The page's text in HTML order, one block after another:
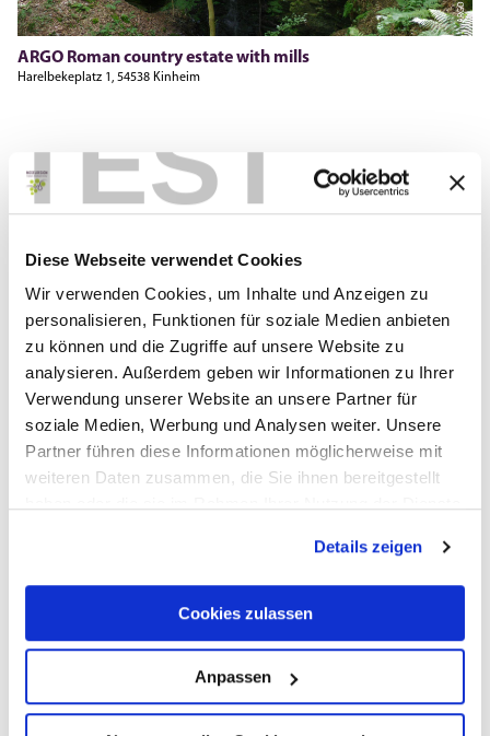
TEST
Diese Webseite verwendet Cookies
Wir verwenden Cookies, um Inhalte und Anzeigen zu
personalisieren, Funktionen für soziale Medien anbieten
zu können und die Zugriffe auf unsere Website zu
analysieren. Außerdem geben wir Informationen zu Ihrer
Verwendung unserer Website an unsere Partner für
soziale Medien, Werbung und Analysen weiter. Unsere
Partner führen diese Informationen möglicherweise mit
weiteren Daten zusammen, die Sie ihnen bereitgestellt
Details zeigen
Cookies zulassen
Anpassen
ARGO
ARGO Roman country estate with mills
Harelbekeplatz 1, 54538 Kinheim